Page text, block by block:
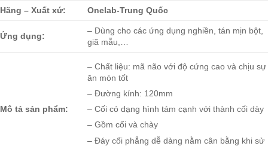
Hãng – Xuất xứ: Onelab-Trung Quốc
Ứng dụng:
– Dùng cho các ứng dụng nghiền, tán mịn bột,
giã mẫu,…
Mô tả sản phẩm:
– Chất liệu: mã não với độ cứng cao và chịu sự
ăn mòn tốt
– Đường kính: 120mm
– Cối có dạng hình tám cạnh với thành cối dày
– Gồm cối và chày
– Đáy cối phẳng dễ dàng nằm cân bằng khi sử